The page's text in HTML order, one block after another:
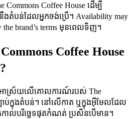
Coffee House ដើម្បី
បន់ដែលអ្នកចង់ប្រើ។ Availability may
the brand’s terms មុនពេលទិញ។
Coffee House
ាស្រ័យលើគោលការណ៍របស់ The
ាប់ក្នុងតំបន់។ នៅលើកាត ឬក្នុងអ៊ីមែលដែល
កាលបរិច្ឆេទផុតកំណត់ ប្រសិនបើមាន។